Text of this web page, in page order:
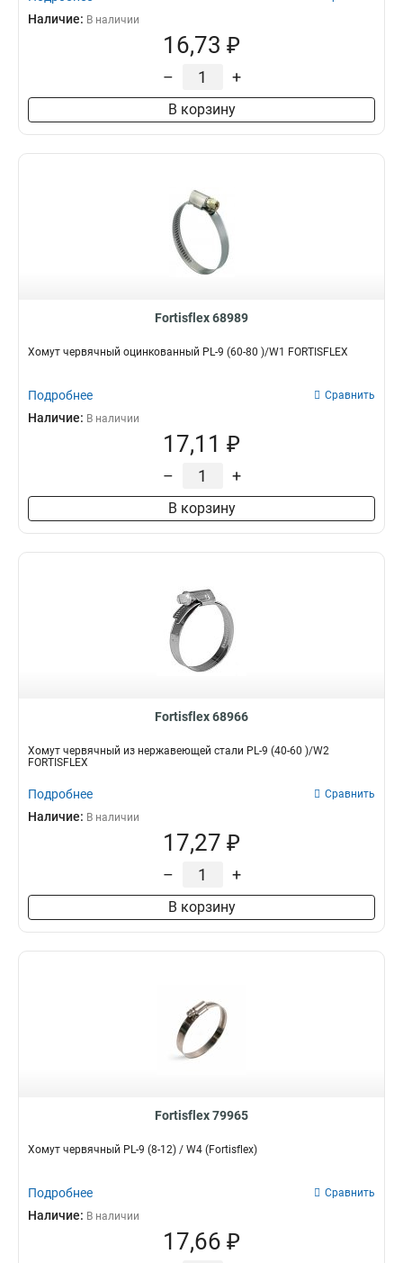
Наличие: В наличии
16,73 ₽
– +
В корзину
Fortisflex 68989
Хомут червячный оцинкованный PL-9 (60-80 )/W1 FORTISFLEX
Подробнее Сравнить
Наличие: В наличии
17,11 ₽
– +
В корзину
Fortisflex 68966
Хомут червячный из нержавеющей стали PL-9 (40-60 )/W2
FORTISFLEX
Подробнее Сравнить
Наличие: В наличии
17,27 ₽
– +
В корзину
Fortisflex 79965
Хомут червячный PL-9 (8-12) / W4 (Fortisflex)
Подробнее Сравнить
Наличие: В наличии
17,66 ₽